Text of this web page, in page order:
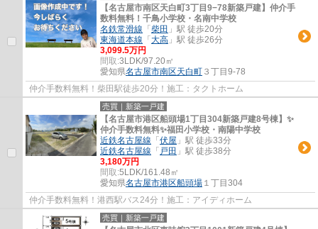
【名古屋市南区天白町3丁目9−78新築戸建】仲介手
数料無料！千鳥小学校・名南中学校
名鉄常滑線 「 柴田 」駅 徒歩20分
東海道本線 「 大高 」駅 徒歩26分
3,099.5万円
間取:3LDK/97.20㎡
愛知県名古屋市南区天白町 ３丁目9-78
仲介手数料無料！柴田駅徒歩20分！施工：タクトホーム
売買｜新築一戸建
【名古屋市港区船頭場1丁目304新築戸建8号棟】✨️
仲介手数料無料✨️福田小学校・南陽中学校
近鉄名古屋線 「 伏屋 」駅 徒歩33分
近鉄名古屋線 「 戸田 」駅 徒歩38分
3,180万円
間取:5LDK/161.48㎡
愛知県名古屋市港区船頭場 １丁目304
仲介手数料無料！港西駅バス24分！施工：アイディホーム
売買｜新築一戸建